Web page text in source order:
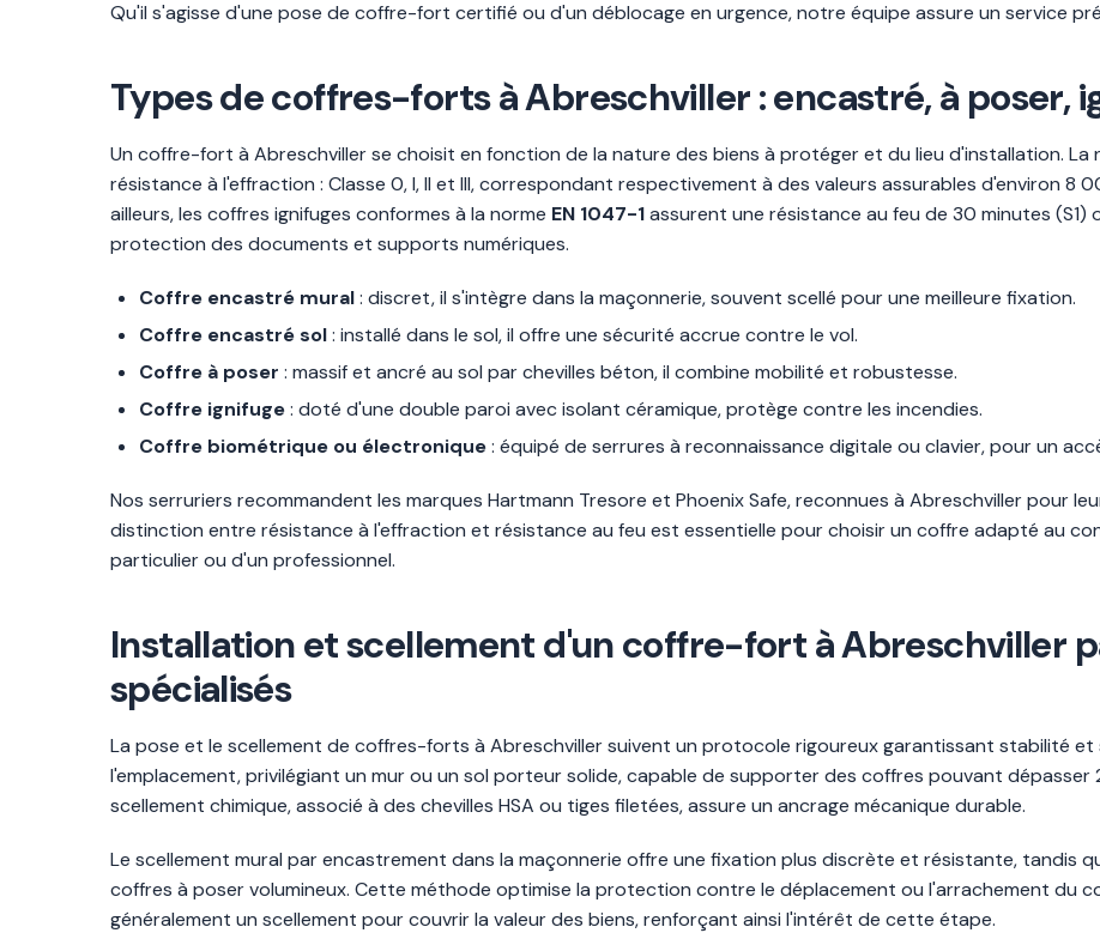
Qu'il s'agisse d'une pose de coffre-fort certifié ou d'un déblocage en urgence, notre équipe assure un service
Types de coffres-forts à Abreschviller : encastré, à poser,
Un coffre-fort à Abreschviller se choisit en fonction de la nature des biens à protéger et du lieu d'installation. La
résistance à l'effraction : Classe 0, I, II et III, correspondant respectivement à des valeurs assurables d'environ
ailleurs, les coffres ignifuges conformes à la norme EN 1047-1assurent une résistance au feu de 30 minutes (S1)
protection des documents et supports numériques.
Coffre encastré mural: discret, il s'intègre dans la maçonnerie, souvent scellé pour une meilleure fixation.
Coffre encastré sol: installé dans le sol, il offre une sécurité accrue contre le vol.
Coffre à poser : massif et ancré au sol par chevilles béton, il combine mobilité et robustesse.
Coffre ignifuge: doté d'une double paroi avec isolant céramique, protège contre les incendies.
Coffre biométrique ou électronique: équipé de serrures à reconnaissance digitale ou clavier, pour un
Nos serruriers recommandent les marques Hartmann Tresore et Phoenix Safe, reconnues à Abreschviller pour
distinction entre résistance à l'effraction et résistance au feu est essentielle pour choisir un coffre adapté au
particulier ou d'un professionnel.
Installation et scellement d'un coffre-fort à Abreschviller
spécialisés
La pose et le scellement de coffres-forts à Abreschviller suivent un protocole rigoureux garantissant stabilité
l'emplacement, privilégiant un mur ou un sol porteur solide, capable de supporter des coffres pouvant dépasser
scellement chimique, associé à des chevilles HSA ou tiges filetées, assure un ancrage mécanique durable.
Le scellement mural par encastrement dans la maçonnerie offre une fixation plus discrète et résistante, tandis
coffres à poser volumineux. Cette méthode optimise la protection contre le déplacement ou l'arrachement du
généralement un scellement pour couvrir la valeur des biens, renforçant ainsi l'intérêt de cette étape.